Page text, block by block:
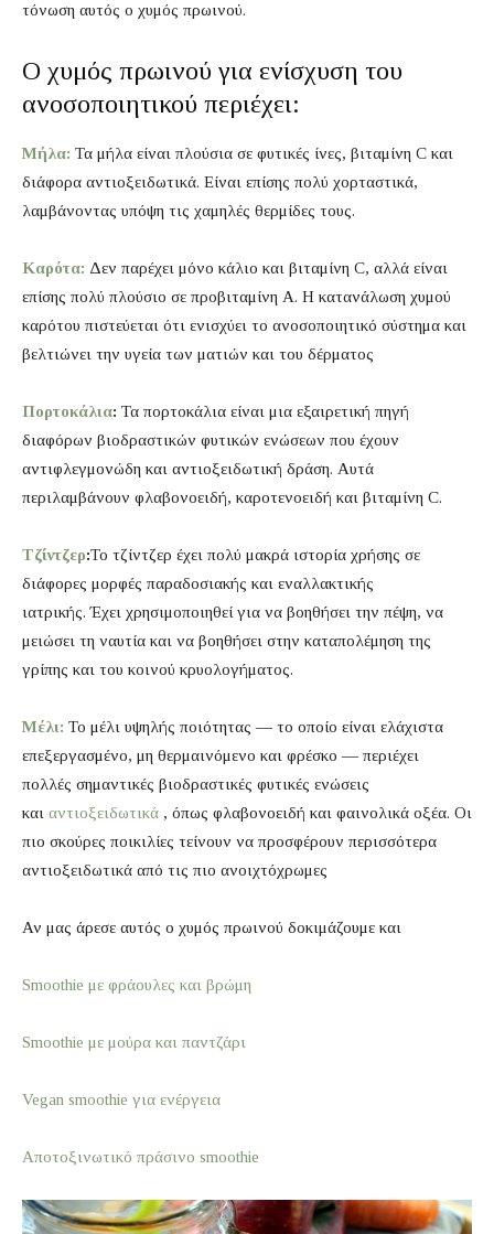
τόνωση αυτός ο χυμός πρωινού.
Ο χυμός πρωινού για ενίσχυση του
ανοσοποιητικού περιέχει:
Mήλα: Τα μήλα είναι πλούσια σε φυτικές ίνες, βιταμίνη C και
διάφορα αντιοξειδωτικά. Είναι επίσης πολύ χορταστικά,
λαμβάνοντας υπόψη τις χαμηλές θερμίδες τους.
Καρότα: Δεν παρέχει μόνο κάλιο και βιταμίνη C, αλλά είναι
επίσης πολύ πλούσιο σε προβιταμίνη Α. Η κατανάλωση χυμού
καρότου πιστεύεται ότι ενισχύει το ανοσοποιητικό σύστημα και
βελτιώνει την υγεία των ματιών και του δέρματος
Πορτοκάλια: Τα πορτοκάλια είναι μια εξαιρετική πηγή
διαφόρων βιοδραστικών φυτικών ενώσεων που έχουν
αντιφλεγμονώδη και αντιοξειδωτική δράση. Αυτά
περιλαμβάνουν φλαβονοειδή, καροτενοειδή και βιταμίνη C.
Τζίντζερ:Το τζίντζερ έχει πολύ μακρά ιστορία χρήσης σε
διάφορες μορφές παραδοσιακής και εναλλακτικής
ιατρικής. Έχει χρησιμοποιηθεί για να βοηθήσει την πέψη, να
μειώσει τη ναυτία και να βοηθήσει στην καταπολέμηση της
γρίπης και του κοινού κρυολογήματος.
Μέλι: Το μέλι υψηλής ποιότητας — το οποίο είναι ελάχιστα
επεξεργασμένο, μη θερμαινόμενο και φρέσκο ​​— περιέχει
πολλές σημαντικές βιοδραστικές φυτικές ενώσεις
και αντιοξειδωτικά , όπως φλαβονοειδή και φαινολικά οξέα. Οι
πιο σκούρες ποικιλίες τείνουν να προσφέρουν περισσότερα
αντιοξειδωτικά από τις πιο ανοιχτόχρωμες
Αν μας άρεσε αυτός ο χυμός πρωινού δοκιμάζουμε και
Smoothie με φράουλες και βρώμη
Smoothie με μούρα και παντζάρι
Vegan smoothie για ενέργεια
Αποτοξινωτικό πράσινο smoothie